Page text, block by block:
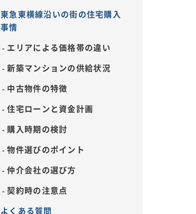
東急東横線沿いの街の住宅購入
事情
エリアによる価格帯の違い
新築マンションの供給状況
中古物件の特徴
住宅ローンと資金計画
購入時期の検討
物件選びのポイント
仲介会社の選び方
契約時の注意点
よくある質問